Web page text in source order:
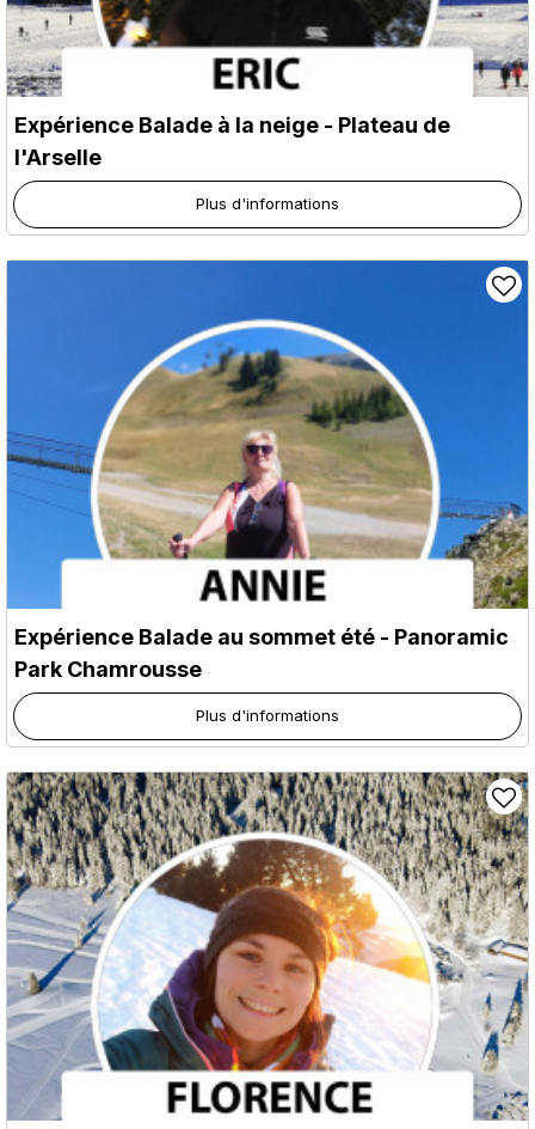
Expérience Balade à la neige - Plateau de
l'Arselle
Plus d'informations
Expérience Balade au sommet été - Panoramic
Park Chamrousse
Plus d'informations